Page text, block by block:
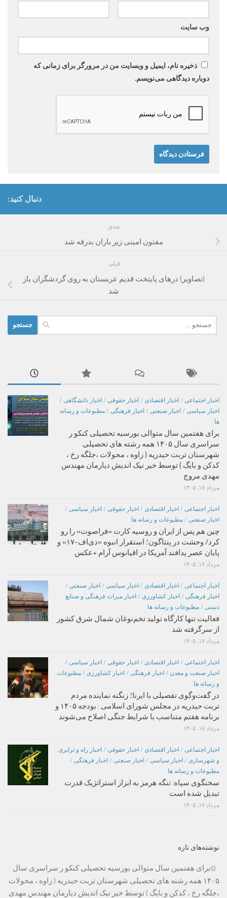
وب‌ سایت
ذخیره نام، ایمیل و وبسایت من در مرورگر برای زمانی که
دوباره دیدگاهی می‌نویسم.
دنبال کنید:
بعدی
مفتون امینی زیر باران بدرقه شد
قبلی
(تصاویر) در‌های پایتخت قدیم عربستان به روی گردشگران باز
شد
برای:
اخبار اجتماعی / اخبار اقتصادی / اخبار حقوقی / اخبار دانشگاهی /
اخبار سیاسی / اخبار صنعتی / اخبار فرهنگی / مطبوعات و رسانه
ها
برای هفتمین سال متوالی بورسیه تحصیلی کنکو ر
سراسری سال ۱۴۰۵ همه رشته های تحصیلی
شهرستان تربت حیدریه ( زاوه ، محولات ،جلگه رخ ،
کدکن و بایگ ) توسط خیر نیک اندیش دیارمان مهندس
مهدی مروج
مرداد ۱۷, ۱۴۰۵
اخبار اجتماعی / اخبار اقتصادی / اخبار حقوقی / اخبار سیاسی /
اخبار صنعتی / مطبوعات و رسانه ها
چین هم پس از ایران و روسیه کارت «فراصوت» را رو
کرد/ وحشت در پنتاگون؛ استقرار انبوه «دی‌اف‑۱۷» و
پایان عصر پدافند آمریکا در اقیانوس آرام +عکس
مرداد ۱۷, ۱۴۰۵
اخبار اجتماعی / اخبار اقتصادی / اخبار سیاسی / اخبار صنعتی /
اخبار فرهنگی / اخبار کشاورزی / اخبار میراث فرهنگی و صنایع
دستی / مطبوعات و رسانه ها
فعالیت تنها کارگاه تولید تخم‌نوغان شمال شرق کشور
از سرگرفته شد
مرداد ۱۷, ۱۴۰۵
اخبار اجتماعی / اخبار اقتصادی / اخبار حقوقی / اخبار سیاسی /
اخبار صنعت و معدن / اخبار فرهنگی / اخبار کشاورزی / مطبوعات
و رسانه ها
در گفت‌وگوی تفصیلی با ایرنا؛ زنگنه نماینده مردم
تربت حیدریه در مجلس شورای اسلامی : بودجه ۱۴۰۵ و
برنامه هفتم متناسب با شرایط جنگی اصلاح می‌شوند
مرداد ۱۷, ۱۴۰۵
اخبار اجتماعی / اخبار اقتصادی / اخبار حقوقی / اخبار راه و ترابری
و شهرسازی / اخبار سیاسی / اخبار صنعتی / اخبار فرهنگی /
مطبوعات و رسانه ها
سخنگوی سپاه: تنگه هرمز به ابزار استراتژیک قدرت
تبدیل شده است
مرداد ۱۷, ۱۴۰۵
نوشته‌های تازه
برای هفتمین سال متوالی بورسیه تحصیلی کنکو ر سراسری سال
۱۴۰۵ همه رشته های تحصیلی شهرستان تربت حیدریه ( زاوه ، محولات
،جلگه رخ ، کدکن و بایگ ) توسط خیر نیک اندیش دیارمان مهندس مهدی